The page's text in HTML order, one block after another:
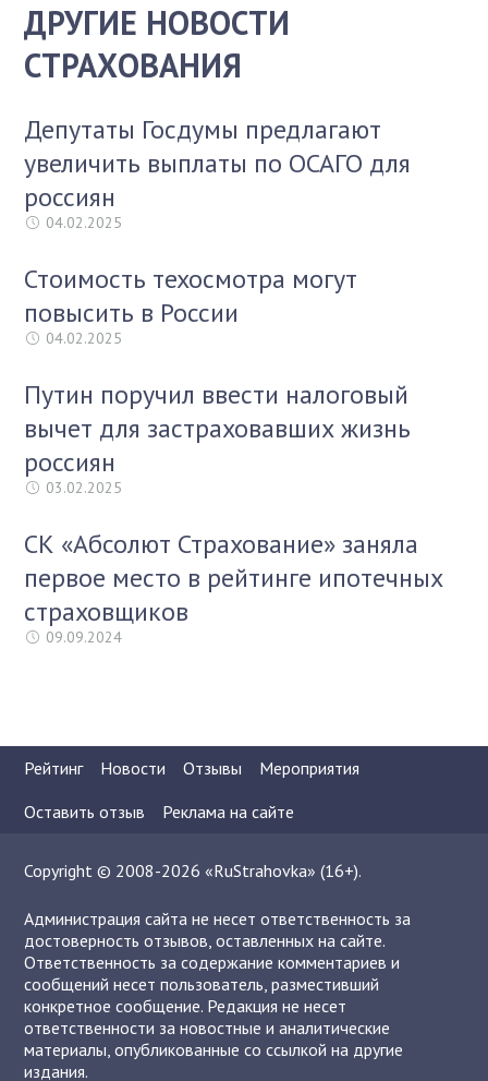
ДРУГИЕ НОВОСТИ
СТРАХОВАНИЯ
Депутаты Госдумы предлагают
увеличить выплаты по ОСАГО для
россиян
04.02.2025
Стоимость техосмотра могут
повысить в России
04.02.2025
Путин поручил ввести налоговый
вычет для застраховавших жизнь
россиян
03.02.2025
СК «Абсолют Страхование» заняла
первое место в рейтинге ипотечных
страховщиков
09.09.2024
Рейтинг Новости Отзывы
Мероприятия
Оставить отзыв
Реклама на сайте
Copyright © 2008-2026 «RuStrahovka» (16+).
Администрация сайта не несет ответственность за
достоверность отзывов, оставленных на сайте.
Ответственность за содержание комментариев и
сообщений несет пользователь, разместивший
конкретное сообщение. Редакция не несет
ответственности за новостные и аналитические
материалы, опубликованные со ссылкой на другие
издания.